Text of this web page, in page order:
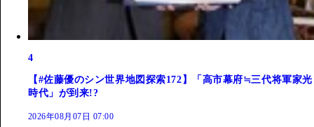
4
【#佐藤優のシン世界地図探索172】「高市幕府≒三代将軍家光
時代」が到来!?
2026年08月07日 07:00